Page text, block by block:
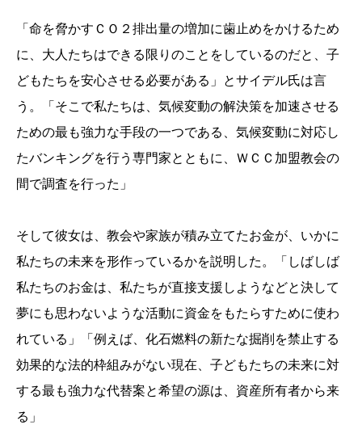
「命を脅かすＣＯ２排出量の増加に歯止めをかけるため
に、大人たちはできる限りのことをしているのだと、子
どもたちを安心させる必要がある」とサイデル氏は言
う。「そこで私たちは、気候変動の解決策を加速させる
ための最も強力な手段の一つである、気候変動に対応し
たバンキングを行う専門家とともに、ＷＣＣ加盟教会の
間で調査を行った」
そして彼女は、教会や家族が積み立てたお金が、いかに
私たちの未来を形作っているかを説明した。「しばしば
私たちのお金は、私たちが直接支援しようなどと決して
夢にも思わないような活動に資金をもたらすために使わ
れている」「例えば、化石燃料の新たな掘削を禁止する
効果的な法的枠組みがない現在、子どもたちの未来に対
する最も強力な代替案と希望の源は、資産所有者から来
る」